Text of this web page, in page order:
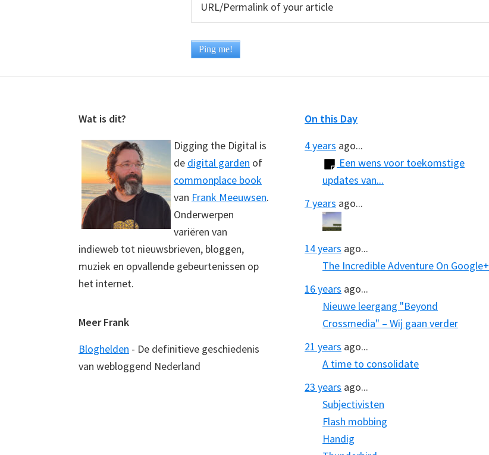
Wat is dit?
Digging the Digital is
de digital garden of
commonplace book
van Frank Meeuwsen.
Onderwerpen
variëren van
indieweb tot nieuwsbrieven, bloggen,
muziek en opvallende gebeurtenissen op
het internet.
Meer Frank
Bloghelden - De definitieve geschiedenis
van webloggend Nederland
On this Day
4 years ago...
Een wens voor toekomstige
updates van...
7 years ago...
14 years ago...
The Incredible Adventure On Google+
16 years ago...
Nieuwe leergang "Beyond
Crossmedia" – Wij gaan verder
21 years ago...
A time to consolidate
23 years ago...
Subjectivisten
Flash mobbing
Handig